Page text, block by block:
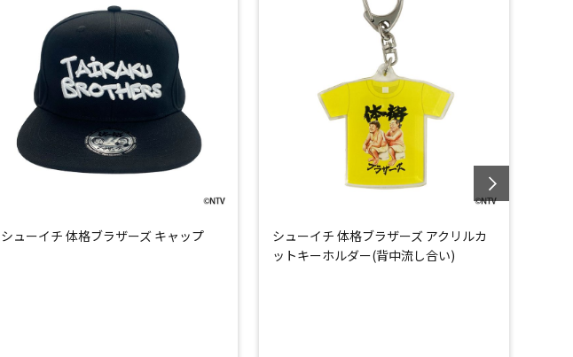
シューイチ 体格ブラザーズ キャップ
シューイチ 体格ブラザーズ アクリルカ
ットキーホルダー(背中流し合い)